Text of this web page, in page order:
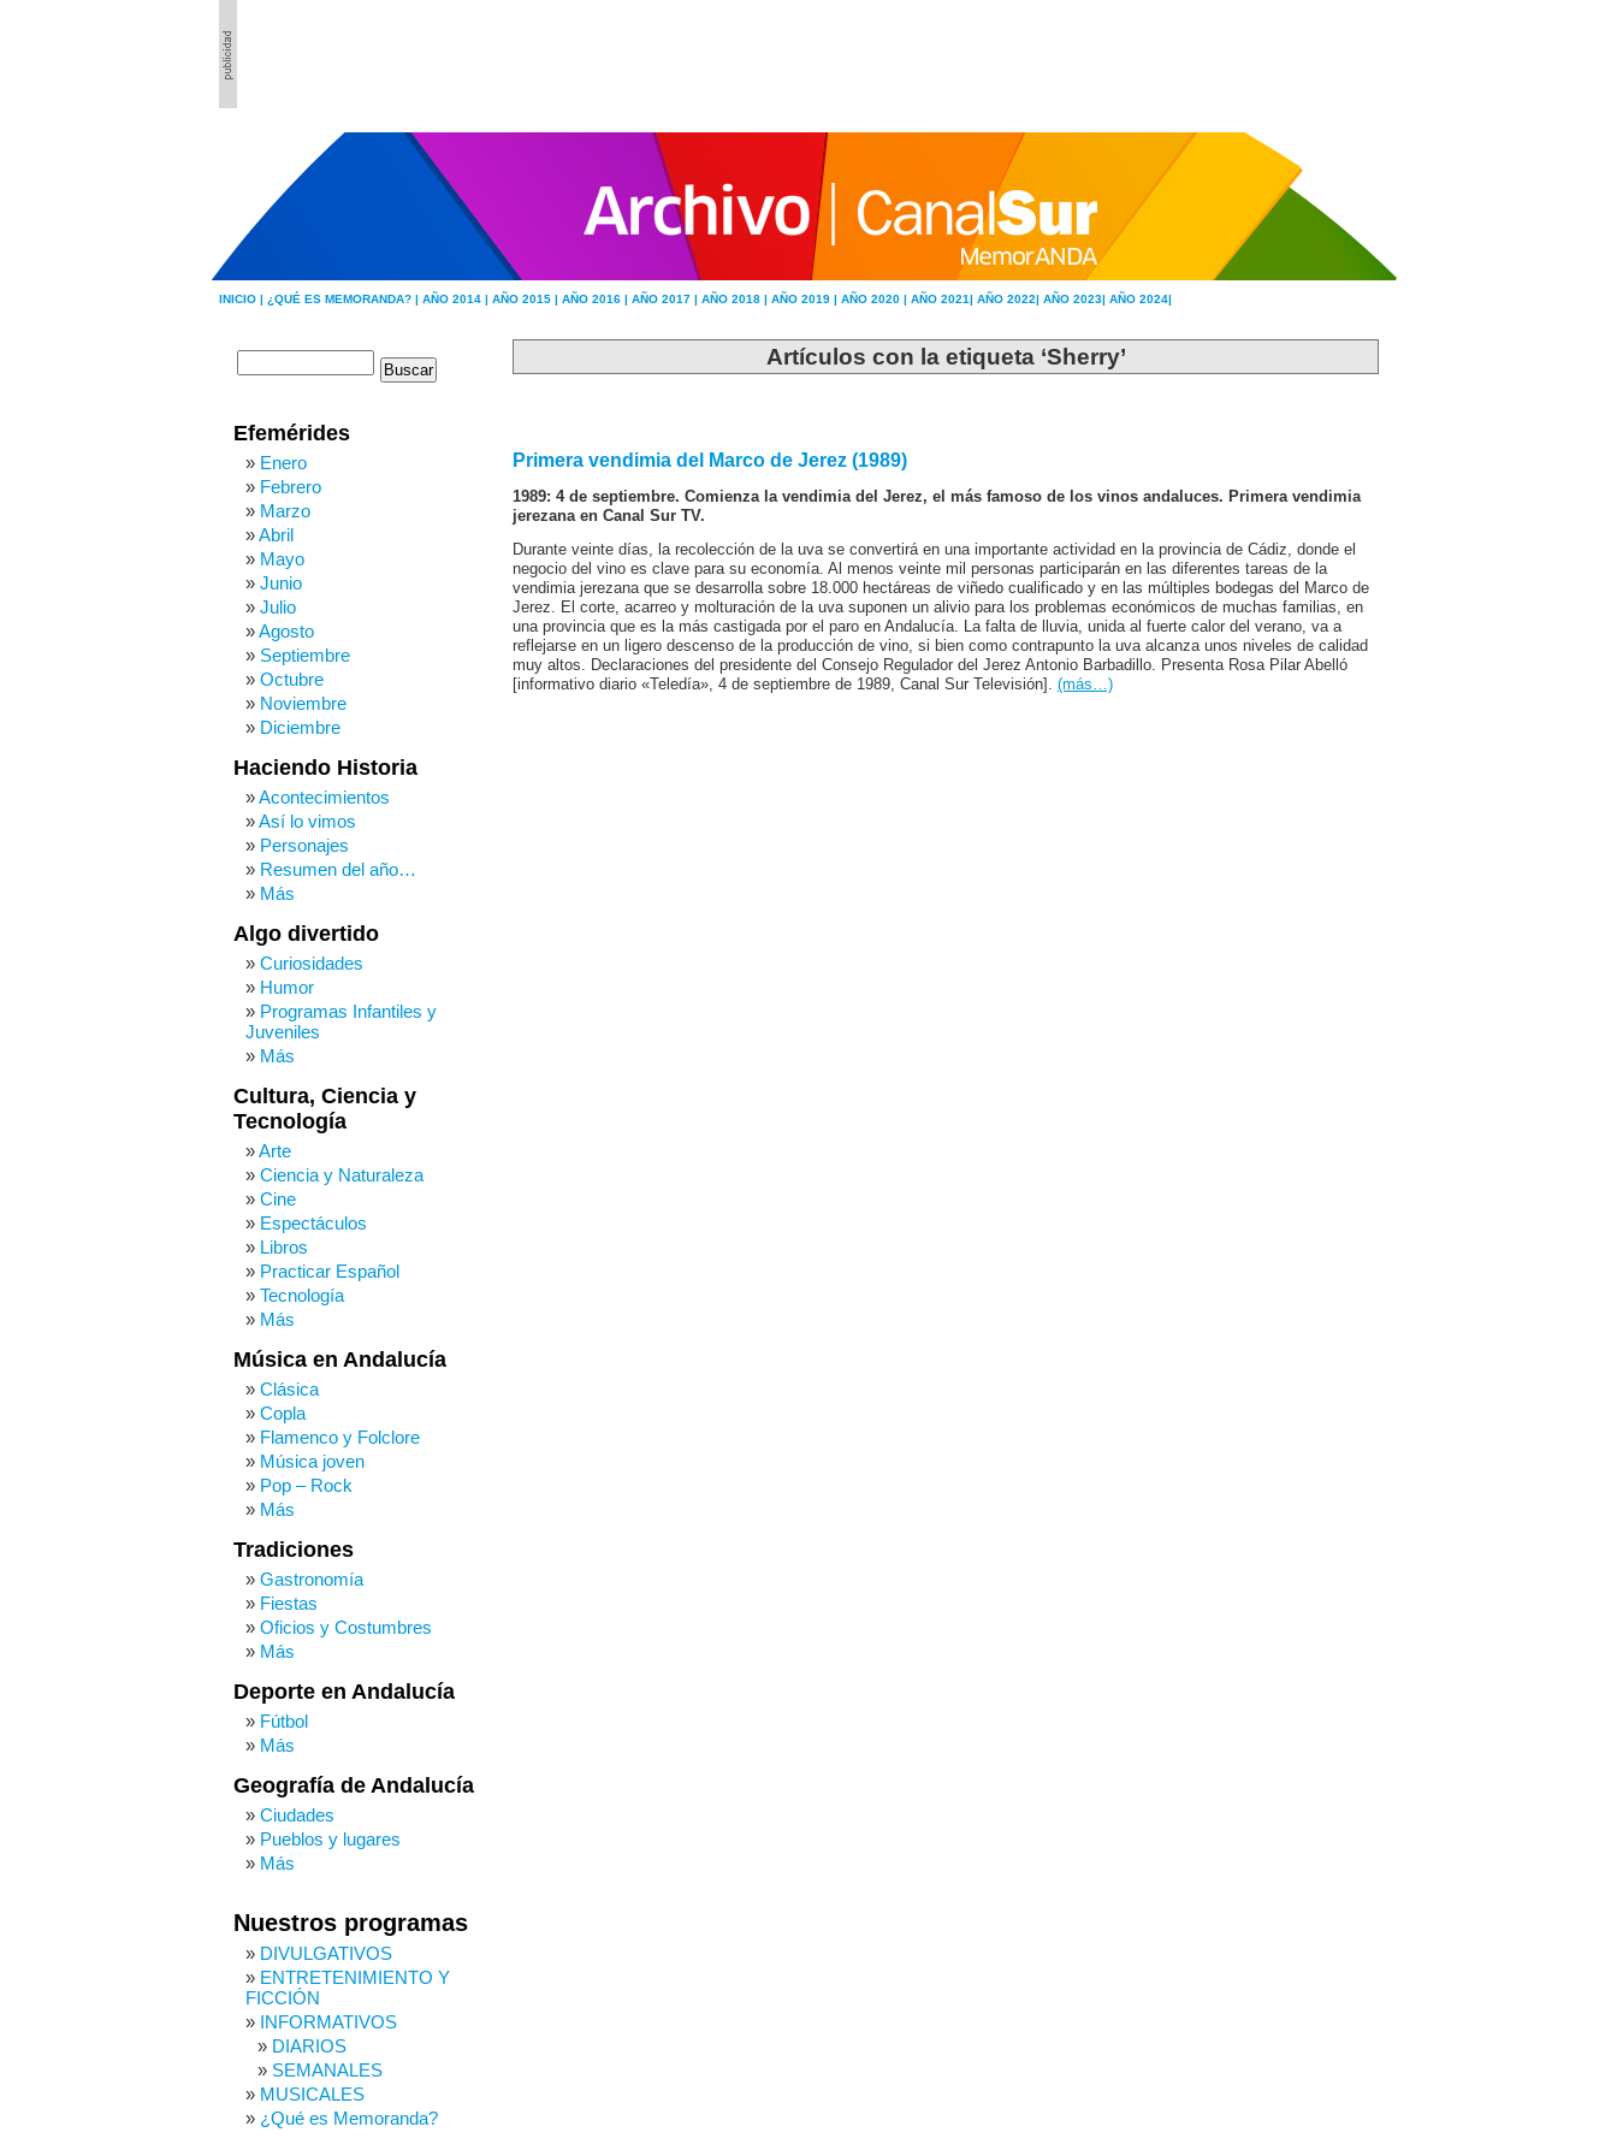
INICIO | ¿QUÉ ES MEMORANDA? | AÑO 2014 | AÑO 2015 | AÑO 2016 | AÑO 2017 | AÑO 2018 | AÑO 2019 | AÑO 2020 | AÑO 2021| AÑO 2022| AÑO 2023| AÑO 2024|
Artículos con la etiqueta ‘Sherry’
Primera vendimia del Marco de Jerez (1989)
1989: 4 de septiembre. Comienza la vendimia del Jerez, el más famoso de los vinos andaluces. Primera vendimia
jerezana en Canal Sur TV.
Durante veinte días, la recolección de la uva se convertirá en una importante actividad en la provincia de Cádiz, donde el
negocio del vino es clave para su economía. Al menos veinte mil personas participarán en las diferentes tareas de la
vendimia jerezana que se desarrolla sobre 18.000 hectáreas de viñedo cualificado y en las múltiples bodegas del Marco de
Jerez. El corte, acarreo y molturación de la uva suponen un alivio para los problemas económicos de muchas familias, en
una provincia que es la más castigada por el paro en Andalucía. La falta de lluvia, unida al fuerte calor del verano, va a
reflejarse en un ligero descenso de la producción de vino, si bien como contrapunto la uva alcanza unos niveles de calidad
muy altos. Declaraciones del presidente del Consejo Regulador del Jerez Antonio Barbadillo. Presenta Rosa Pilar Abelló
[informativo diario «Teledía», 4 de septiembre de 1989, Canal Sur Televisión]. (más…)
Efemérides
Enero
Febrero
Marzo
Abril
Mayo
Junio
Julio
Agosto
Septiembre
Octubre
Noviembre
Diciembre
Haciendo Historia
Acontecimientos
Así lo vimos
Personajes
Resumen del año…
Más
Algo divertido
Curiosidades
Humor
Programas Infantiles y
Juveniles
Más
Cultura, Ciencia y
Tecnología
Arte
Ciencia y Naturaleza
Cine
Espectáculos
Libros
Practicar Español
Tecnología
Más
Música en Andalucía
Clásica
Copla
Flamenco y Folclore
Música joven
Pop – Rock
Más
Tradiciones
Gastronomía
Fiestas
Oficios y Costumbres
Más
Deporte en Andalucía
Fútbol
Más
Geografía de Andalucía
Ciudades
Pueblos y lugares
Más
Nuestros programas
DIVULGATIVOS
ENTRETENIMIENTO Y
FICCIÓN
INFORMATIVOS
DIARIOS
SEMANALES
MUSICALES
¿Qué es Memoranda?